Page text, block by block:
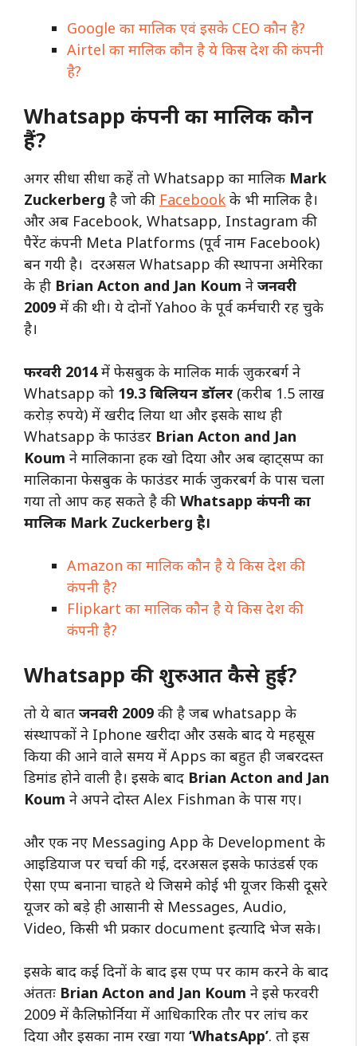
Google का मालिक एवं इसके CEO कौन है?
Airtel का मालिक कौन है ये किस देश की कंपनी
है?
Whatsapp कंपनी का मालिक कौन
हैं?
अगर सीधा सीधा कहें तो Whatsapp का मालिक Mark
Zuckerberg है जो की Facebook के भी मालिक है।
और अब Facebook, Whatsapp, Instagram की
पैरेंट कंपनी Meta Platforms (पूर्व नाम Facebook)
बन गयी है। दरअसल Whatsapp की स्थापना अमेरिका
के ही Brian Acton and Jan Koum ने जनवरी
2009 में की थी। ये दोनों Yahoo के पूर्व कर्मचारी रह चुके
है।
फरवरी 2014में फेसबुक के मालिक मार्क ज़ुकरबर्ग ने
Whatsapp को 19.3 बिलियन डॉलर (करीब 1.5 लाख
करोड़ रुपये) में खरीद लिया था और इसके साथ ही
Whatsapp के फाउंडर Brian Acton and Jan
Koum ने मालिकाना हक खो दिया और अब व्हाट्सप्प का
मालिकाना फेसबुक के फाउंडर मार्क जुकरबर्ग के पास चला
गया तो आप कह सकते है की Whatsapp कंपनी का
मालिक Mark Zuckerberg है।
Amazon का मालिक कौन है ये किस देश की
कंपनी है?
Flipkart का मालिक कौन है ये किस देश की
कंपनी है?
Whatsapp की शुरुआत कैसे हुई?
तो ये बात जनवरी 2009 की है जब whatsapp के
संस्थापकों ने Iphone खरीदा और उसके बाद ये महसूस
किया की आने वाले समय में Apps का बहुत ही जबरदस्त
डिमांड होने वाली है। इसके बाद Brian Acton and Jan
Koum ने अपने दोस्त Alex Fishman के पास गए।
और एक नए Messaging App के Development के
आइडियाज पर चर्चा की गई, दरअसल इसके फाउंडर्स एक
ऐसा एप्प बनाना चाहते थे जिसमे कोई भी यूजर किसी दूसरे
यूजर को बड़े ही आसानी से Messages, Audio,
Video, किसी भी प्रकार document इत्यादि भेज सके।
इसके बाद कई दिनों के बाद इस एप्प पर काम करने के बाद
अंततः Brian Acton and Jan Koum ने इसे फरवरी
2009 में कैलिफ़ोर्निया में आधिकारिक तौर पर लांच कर
दिया और इसका नाम रखा गया ‘WhatsApp’. तो इस